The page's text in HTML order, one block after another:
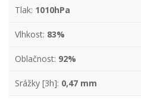
Tlak: 1010hPa
Vlhkost: 83%
Oblačnost: 92%
Srážky [3h]: 0,47 mm